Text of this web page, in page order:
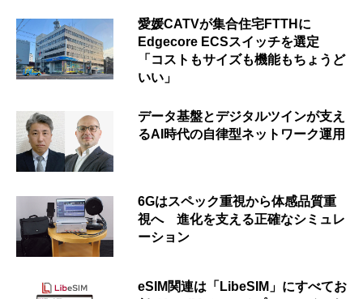
愛媛CATVが集合住宅FTTHに
Edgecore ECSスイッチを選定
「コストもサイズも機能もちょうど
いい」
データ基盤とデジタルツインが支え
るAI時代の自律型ネットワーク運用
6Gはスペック重視から体感品質重
視へ 進化を支える正確なシミュレ
ーション
eSIM関連は「LibeSIM」にすべてお